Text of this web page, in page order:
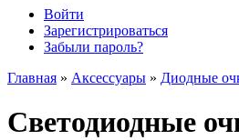
Войти
Зарегистрироваться
Забыли пароль?
Главная » Аксессуары » Диодные
Светодиодные